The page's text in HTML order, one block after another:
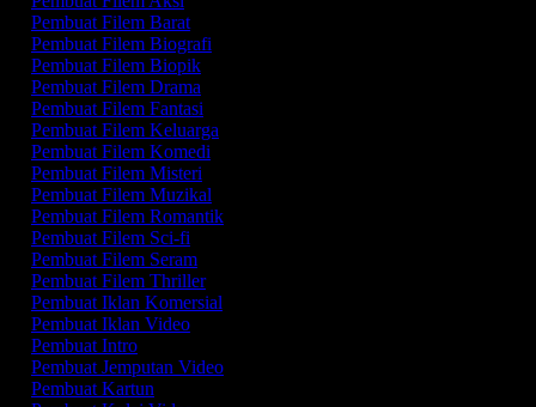
Pembuat Filem Barat
Pembuat Filem Biografi
Pembuat Filem Biopik
Pembuat Filem Drama
Pembuat Filem Fantasi
Pembuat Filem Keluarga
Pembuat Filem Komedi
Pembuat Filem Misteri
Pembuat Filem Muzikal
Pembuat Filem Romantik
Pembuat Filem Sci-fi
Pembuat Filem Seram
Pembuat Filem Thriller
Pembuat Iklan Komersial
Pembuat Iklan Video
Pembuat Intro
Pembuat Jemputan Video
Pembuat Kartun